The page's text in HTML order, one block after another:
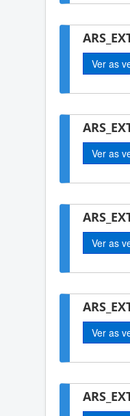
Ver as
Ver as
Ver as
Ver as